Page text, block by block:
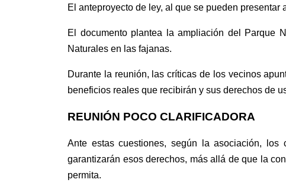
El anteproyecto de ley, al que se pueden
El documento plantea laampliación del Parque
Naturales en las fajanas.
Durante la reunión, las críticas de los vecinos
beneficios reales que recibirán y sus derechos de
REUNIÓN POCO CLARIFICADORA
Ante estas cuestiones, según la asociación, los
garantizarán esos derechos, más allá deque la
permita.